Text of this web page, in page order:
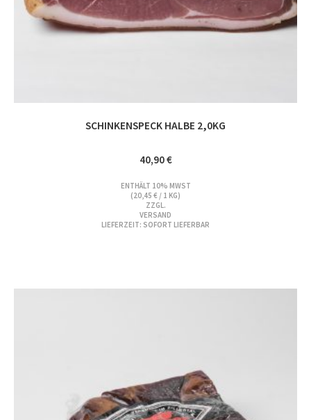
SCHINKENSPECK HALBE 2,0KG
40,90€
ENTHÄLT 10% MWST
(20,45 € / 1 KG)
ZZGL.
VERSAND
LIEFERZEIT: SOFORT LIEFERBAR